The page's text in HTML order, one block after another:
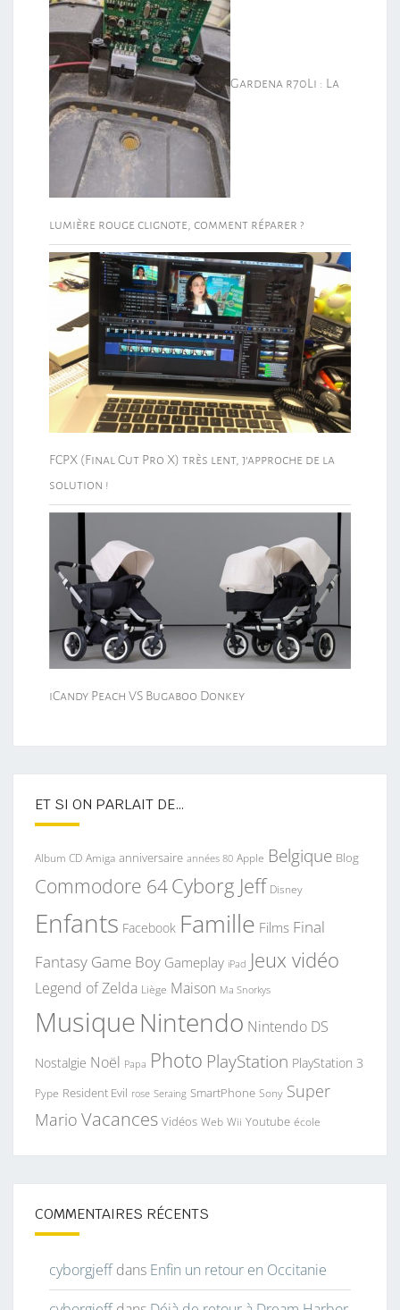
Gardena r70Li : La
lumière rouge clignote, comment réparer ?
FCPX (Final Cut Pro X) très lent, j’approche de la
solution !
iCandy Peach VS Bugaboo Donkey
ET SI ON PARLAIT DE…
Album CD Amiga anniversaire années 80 Apple Belgique Blog
Commodore 64Cyborg Jeff Disney
Enfants Facebook Famille Films Final
Fantasy Game Boy Gameplay iPad Jeux vidéo
Legend of Zelda Liège Maison Ma Snorkys
MusiqueNintendo Nintendo DS
Nostalgie Noël Papa Photo PlayStation PlayStation 3
Pype Resident Evil rose Seraing SmartPhone Sony Super
Mario Vacances Vidéos Web Wii Youtube école
COMMENTAIRES RÉCENTS
cyborgjeffdans Enfin un retour en Occitanie